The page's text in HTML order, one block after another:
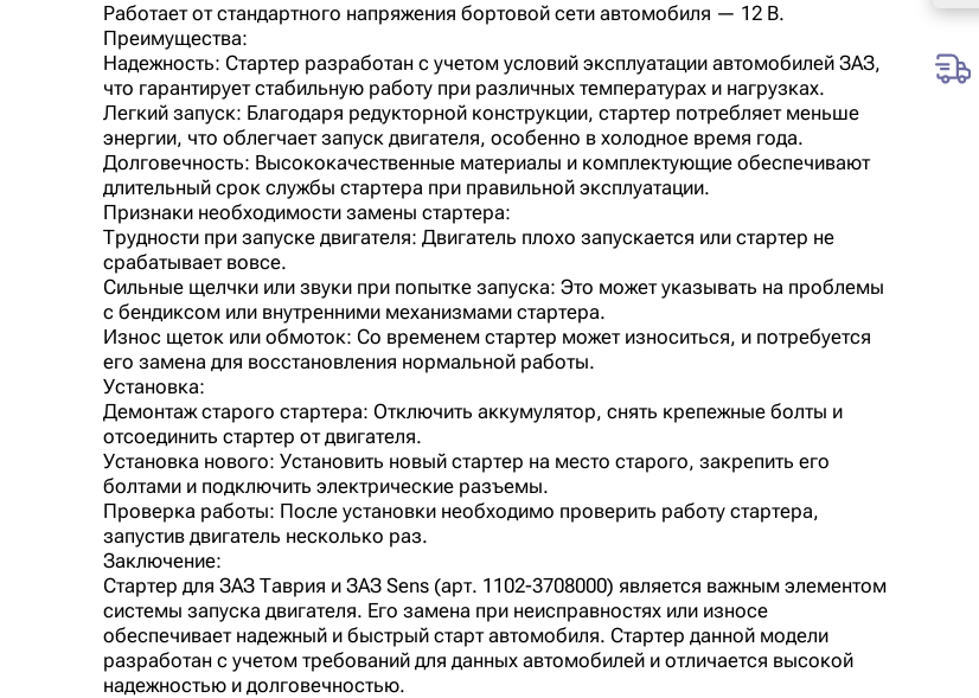
Работает от стандартного напряжения бортовой сети автомобиля — 12 В.
Преимущества:
Надежность: Стартер разработан с учетом условий эксплуатации автомобилей ЗАЗ,
что гарантирует стабильную работу при различных температурах и нагрузках.
Легкий запуск: Благодаря редукторной конструкции, стартер потребляет меньше
энергии, что облегчает запуск двигателя, особенно в холодное время года.
Долговечность: Высококачественные материалы и комплектующие обеспечивают
длительный срок службы стартера при правильной эксплуатации.
Признаки необходимости замены стартера:
Трудности при запуске двигателя: Двигатель плохо запускается или стартер не
срабатывает вовсе.
Сильные щелчки или звуки при попытке запуска: Это может указывать на проблемы
с бендиксом или внутренними механизмами стартера.
Износ щеток или обмоток: Со временем стартер может износиться, и потребуется
его замена для восстановления нормальной работы.
Установка:
Демонтаж старого стартера: Отключить аккумулятор, снять крепежные болты и
отсоединить стартер от двигателя.
Установка нового: Установить новый стартер на место старого, закрепить его
болтами и подключить электрические разъемы.
Проверка работы: После установки необходимо проверить работу стартера,
запустив двигатель несколько раз.
Заключение:
Стартер для ЗАЗ Таврия и ЗАЗ Sens (арт. 1102-3708000) является важным элементом
системы запуска двигателя. Его замена при неисправностях или износе
обеспечивает надежный и быстрый старт автомобиля. Стартер данной модели
разработан с учетом требований для данных автомобилей и отличается высокой
надежностью и долговечностью.